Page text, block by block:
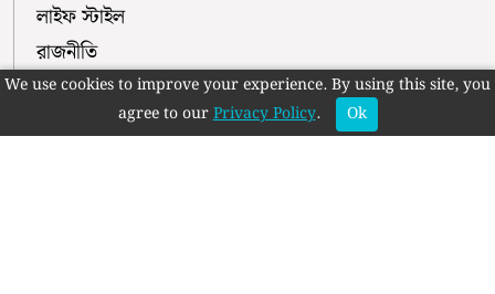
লাইফ স্টাইল
রাজনীতি
ইসলাম
We use cookies to improve your experience. By using this site, you
agree to ourPrivacy Policy. Ok